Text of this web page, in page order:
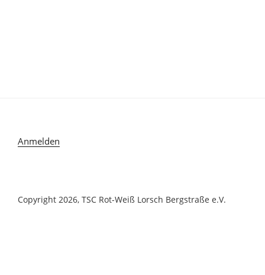
Anmelden
Copyright 2026, TSC Rot-Weiß Lorsch Bergstraße e.V.